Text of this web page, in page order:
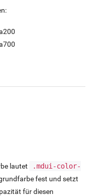
lautet
.mdui-color-
fest und setzt
für diesen